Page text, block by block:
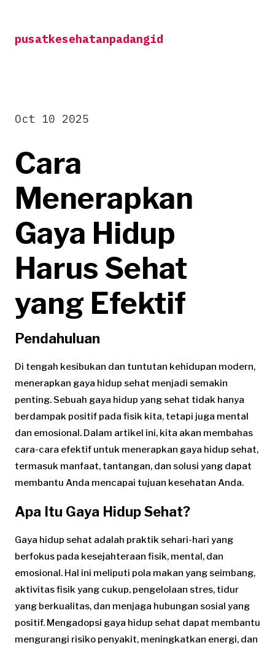
contentpusatkesehatanpadangid
Cara
Menerapkan
Gaya Hidup
Harus Sehat
yang Efektif
Oct 10 2025
Pendahuluan
Di tengah kesibukan dan tuntutan kehidupan modern,
menerapkan gaya hidup sehat menjadi semakin
penting. Sebuah gaya hidup yang sehat tidak hanya
berdampak positif pada fisik kita, tetapi juga mental
dan emosional. Dalam artikel ini, kita akan membahas
cara-cara efektif untuk menerapkan gaya hidup sehat,
termasuk manfaat, tantangan, dan solusi yang dapat
membantu Anda mencapai tujuan kesehatan Anda.
Apa Itu Gaya Hidup Sehat?
Gaya hidup sehat adalah praktik sehari-hari yang
berfokus pada kesejahteraan fisik, mental, dan
emosional. Hal ini meliputi pola makan yang seimbang,
aktivitas fisik yang cukup, pengelolaan stres, tidur
yang berkualitas, dan menjaga hubungan sosial yang
positif. Mengadopsi gaya hidup sehat dapat membantu
mengurangi risiko penyakit, meningkatkan energi, dan